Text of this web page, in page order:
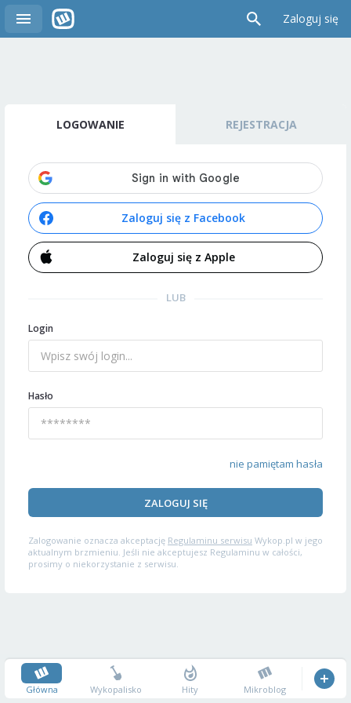
Zaloguj się
LOGOWANIE REJESTRACJA
Zaloguj się z Facebook
Zaloguj się z Apple
LUB
Login
Hasło
nie pamiętam hasła
ZALOGUJ SIĘ
Zalogowanie oznacza akceptację Regulaminu serwisu Wykop.pl w jego
aktualnym brzmieniu. Jeśli nie akceptujesz Regulaminu w całości,
prosimy o niekorzystanie z serwisu.
Główna Wykopalisko Hity Mikroblog